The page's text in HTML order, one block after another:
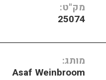
מק"ט:
25074
מותג:
Asaf Weinbroom